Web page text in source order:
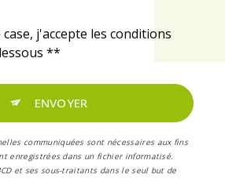
j'accepte les conditions
**
ENVOYER
communiquées sont nécessaires aux fins
enregistrées dans un fichier informatisé.
et ses sous-traitants dans le seul but de